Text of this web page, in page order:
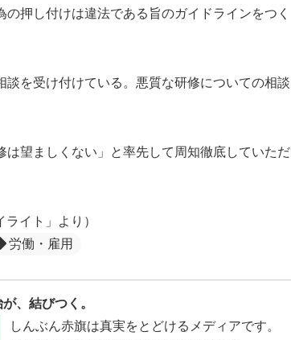
押し付けは違法である旨のガイドラインをつく
を受け付けている。悪質な研修についての相談
望ましくない」と率先して周知徹底していただ
イト」より）
労働・雇用
、結びつく。
しんぶん赤旗は真実をとどけるメディアです。